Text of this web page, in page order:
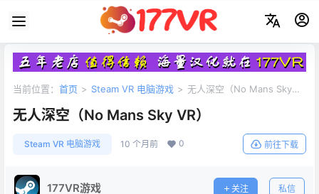
当前位置： 首页 > Steam VR 电脑游戏 > 无人深空（No Mans Sky
无人深空（No Mans Sky VR）
Steam VR 电脑游戏 10 个月前 0 前往下载
177VR游戏 关注 私信